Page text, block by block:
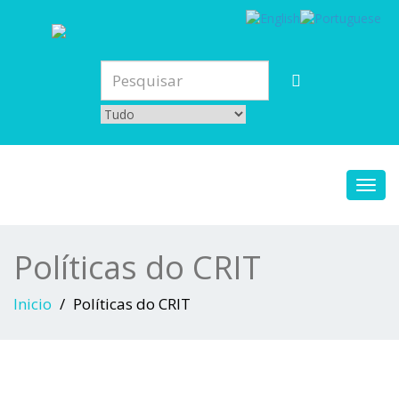
Políticas do CRIT
Inicio Políticas do CRIT